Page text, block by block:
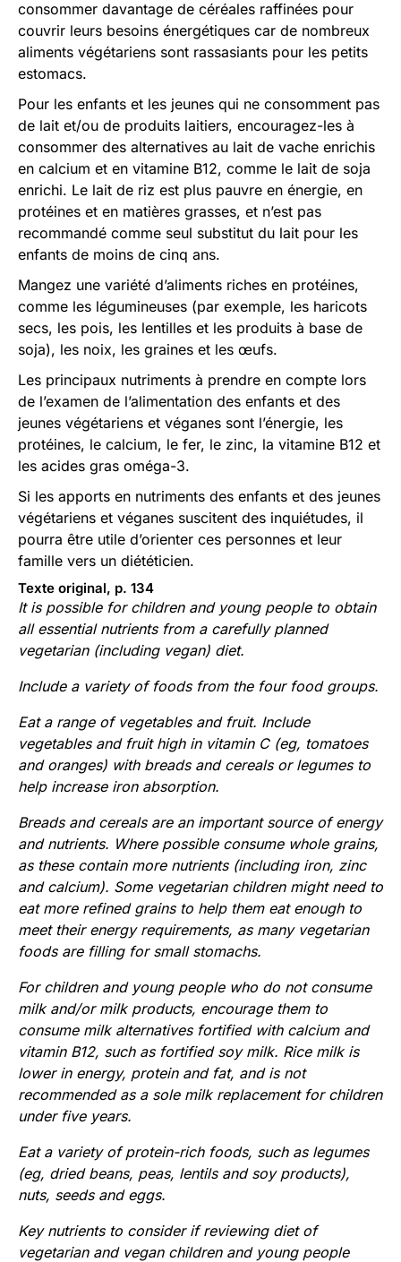
consommer davantage de céréales raffinées pour
couvrir leurs besoins énergétiques car de nombreux
aliments végétariens sont rassasiants pour les petits
estomacs.
Pour les enfants et les jeunes qui ne consomment pas
de lait et/ou de produits laitiers, encouragez-les à
consommer des alternatives au lait de vache enrichis
en calcium et en vitamine B12, comme le lait de soja
enrichi. Le lait de riz est plus pauvre en énergie, en
protéines et en matières grasses, et n’est pas
recommandé comme seul substitut du lait pour les
enfants de moins de cinq ans.
Mangez une variété d’aliments riches en protéines,
comme les légumineuses (par exemple, les haricots
secs, les pois, les lentilles et les produits à base de
soja), les noix, les graines et les œufs.
Les principaux nutriments à prendre en compte lors
de l’examen de l’alimentation des enfants et des
jeunes végétariens et véganes sont l’énergie, les
protéines, le calcium, le fer, le zinc, la vitamine B12 et
les acides gras oméga-3.
Si les apports en nutriments des enfants et des jeunes
végétariens et véganes suscitent des inquiétudes, il
pourra être utile d’orienter ces personnes et leur
famille vers un diététicien.
Texte original, p. 134
It is possible for children and young people to obtain
all essential nutrients from a carefully planned
vegetarian (including vegan) diet.
Include a variety of foods from the four food groups.
Eat a range of vegetables and fruit. Include
vegetables and fruit high in vitamin C (eg, tomatoes
and oranges) with breads and cereals or legumes to
help increase iron absorption.
Breads and cereals are an important source of energy
and nutrients. Where possible consume whole grains,
as these contain more nutrients (including iron, zinc
and calcium). Some vegetarian children might need to
eat more refined grains to help them eat enough to
meet their energy requirements, as many vegetarian
foods are filling for small stomachs.
For children and young people who do not consume
milk and/or milk products, encourage them to
consume milk alternatives fortified with calcium and
vitamin B12, such as fortified soy milk. Rice milk is
lower in energy, protein and fat, and is not
recommended as a sole milk replacement for children
under five years.
Eat a variety of protein-rich foods, such as legumes
(eg, dried beans, peas, lentils and soy products),
nuts, seeds and eggs.
Key nutrients to consider if reviewing diet of
vegetarian and vegan children and young people